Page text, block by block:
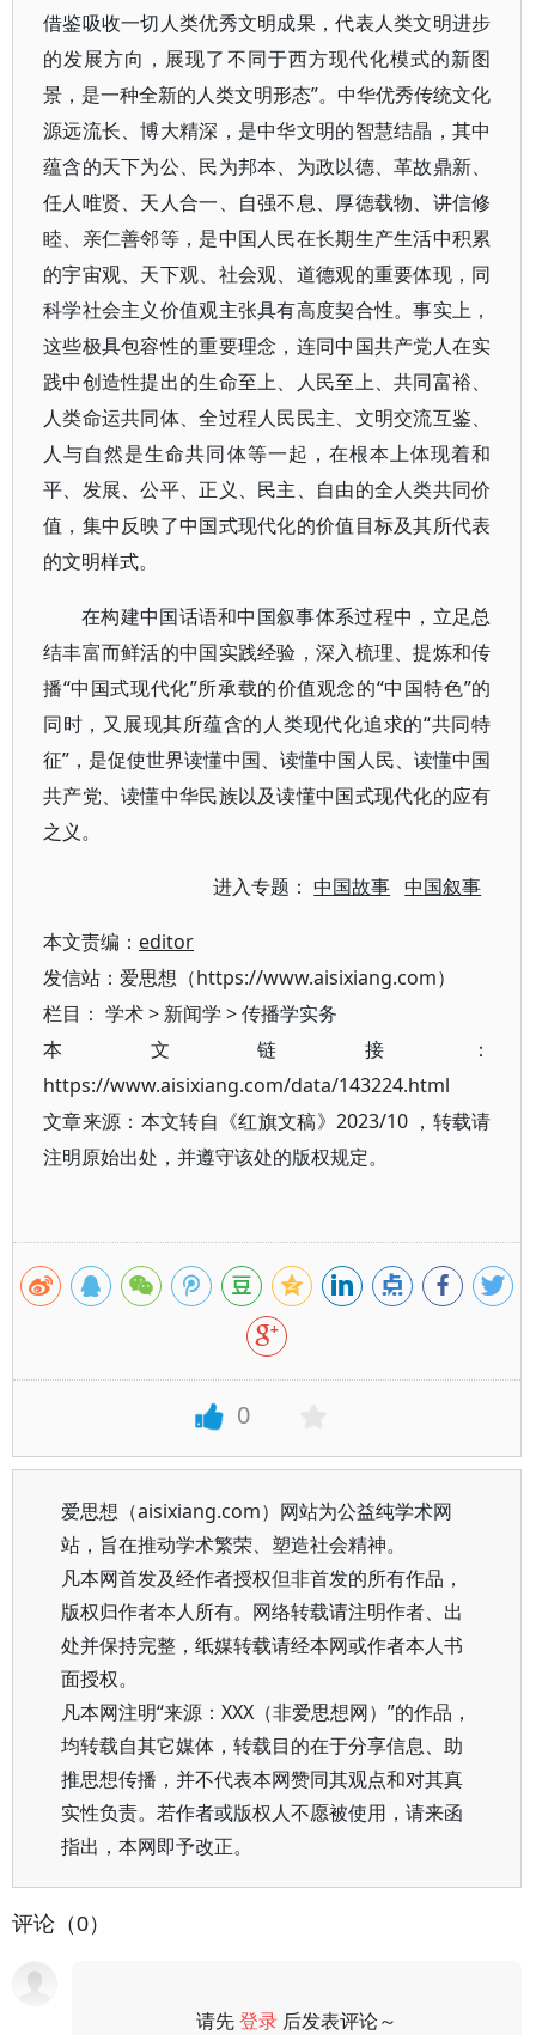
借鉴吸收一切人类优秀文明成果，代表人类文明进步
的发展方向，展现了不同于西方现代化模式的新图
景，是一种全新的人类文明形态”。中华优秀传统文化
源远流长、博大精深，是中华文明的智慧结晶，其中
蕴含的天下为公、民为邦本、为政以德、革故鼎新、
任人唯贤、天人合一、自强不息、厚德载物、讲信修
睦、亲仁善邻等，是中国人民在长期生产生活中积累
的宇宙观、天下观、社会观、道德观的重要体现，同
科学社会主义价值观主张具有高度契合性。事实上，
这些极具包容性的重要理念，连同中国共产党人在实
践中创造性提出的生命至上、人民至上、共同富裕、
人类命运共同体、全过程人民民主、文明交流互鉴、
人与自然是生命共同体等一起，在根本上体现着和
平、发展、公平、正义、民主、自由的全人类共同价
值，集中反映了中国式现代化的价值目标及其所代表
的文明样式。
在构建中国话语和中国叙事体系过程中，立足总
结丰富而鲜活的中国实践经验，深入梳理、提炼和传
播“中国式现代化”所承载的价值观念的“中国特色”的
同时，又展现其所蕴含的人类现代化追求的“共同特
征”，是促使世界读懂中国、读懂中国人民、读懂中国
共产党、读懂中华民族以及读懂中国式现代化的应有
之义。
进入专题：中国故事 中国叙事
本文责编： editor
发信站：爱思想（https://www.aisixiang.com）
栏目： 学术> 新闻学 >传播学实务
本文链接：
https://www.aisixiang.com/data/143224.html
文章来源：本文转自《红旗文稿》2023/10 ，转载请
注明原始出处，并遵守该处的版权规定。
0
爱思想（aisixiang.com）网站为公益纯学术网
站，旨在推动学术繁荣、塑造社会精神。
凡本网首发及经作者授权但非首发的所有作品，
版权归作者本人所有。网络转载请注明作者、出
处并保持完整，纸媒转载请经本网或作者本人书
面授权。
凡本网注明“来源：XXX（非爱思想网）”的作品，
均转载自其它媒体，转载目的在于分享信息、助
推思想传播，并不代表本网赞同其观点和对其真
实性负责。若作者或版权人不愿被使用，请来函
指出，本网即予改正。
评论（0）
请先登录 后发表评论～